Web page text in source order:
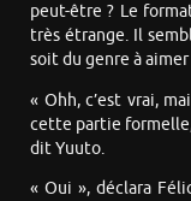
peut-être ? Le
très étrange. Il
soit du genre à
« Ohh, c’est vrai,
cette partie
dit Yuuto.
« Oui », déclara